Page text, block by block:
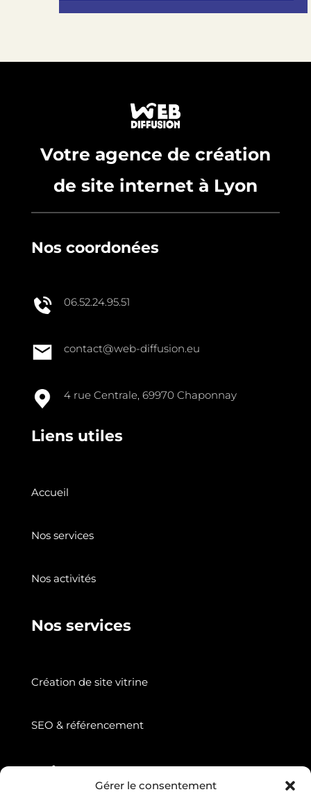
Gérer le consentement
Votre agence de création
de site internet à Lyon
Nos coordonées
06.52.24.95.51
contact@web-diffusion.eu
4 rue Centrale, 69970 Chaponnay
Liens utiles
Accueil
Nos services
Nos activités
Nos services
Création de site vitrine
SEO & référencement
Suivez nous